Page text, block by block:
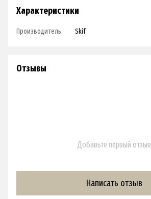
Характеристики
Производитель Skif
Отзывы
Добавьте первый отзыв
Написать отзыв